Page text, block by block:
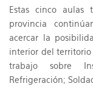
Estas cinco
provincia
acercar la
interior del territorio
trabajo sobre
Refrigeración;